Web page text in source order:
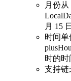
月份
月 15
时间单
时的时
支持链